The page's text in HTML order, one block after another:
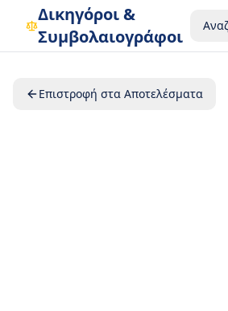
Δικηγόροι &
Συμβολαιογράφοι
Επιστροφή στα Αποτελέσματα